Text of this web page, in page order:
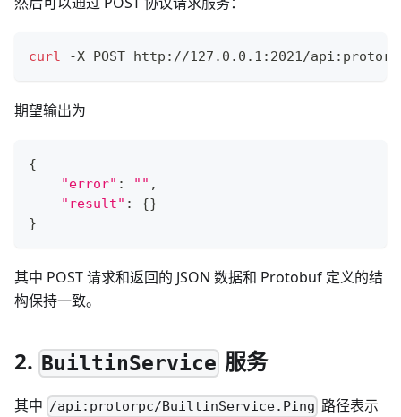
curl -X POST http://127.0.0.1:2021/
期望输出为
{
"error" : "" ,
"result" : {}
}
其中 POST 请求和返回的 JSON 数据和 Protobuf 定义的结
构保持一致。
2. BuiltinService 服务
其中 /api:protorpc/BuiltinService.Ping 路径表示